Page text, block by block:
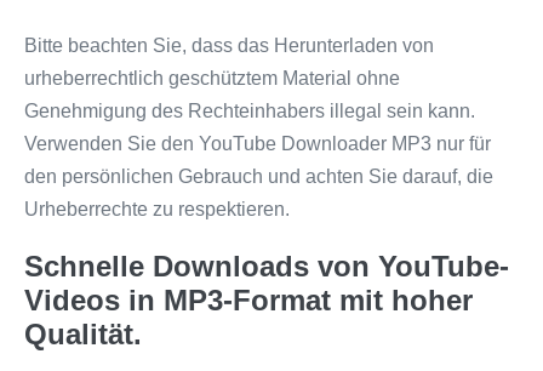
Bitte beachten Sie, dass das Herunterladen von
urheberrechtlich geschütztem Material ohne
Genehmigung des Rechteinhabers illegal sein kann.
Verwenden Sie den YouTube Downloader MP3 nur für
den persönlichen Gebrauch und achten Sie darauf, die
Urheberrechte zu respektieren.
Schnelle Downloads von YouTube-
Videos in MP3-Format mit hoher
Qualität.